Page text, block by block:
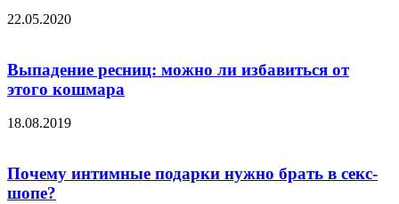
22.05.2020
Выпадение ресниц: можно ли избавиться от
этого кошмара
18.08.2019
Почему интимные подарки нужно брать в секс-
шопе?